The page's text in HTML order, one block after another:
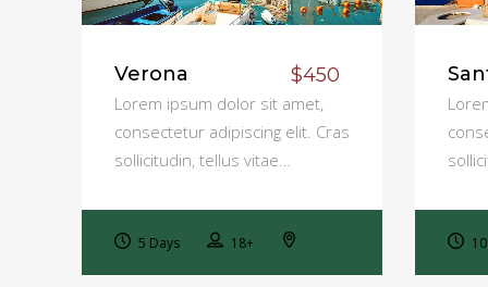
Verona $450
Lorem ipsum dolor sit amet,
consectetur adipiscing elit. Cras
sollicitudin, tellus vitae…
5 Days 18+